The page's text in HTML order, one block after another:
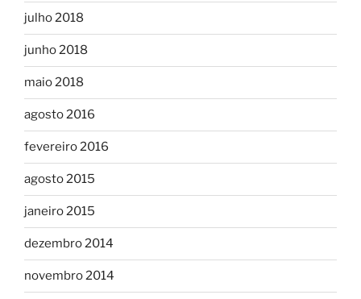
julho 2018
junho 2018
maio 2018
agosto 2016
fevereiro 2016
agosto 2015
janeiro 2015
dezembro 2014
novembro 2014